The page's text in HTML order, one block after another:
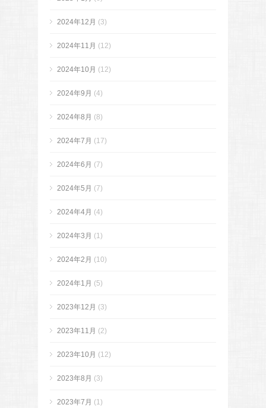
2024年12月 (3)
2024年11月 (12)
2024年10月 (12)
2024年9月 (4)
2024年8月 (8)
2024年7月 (17)
2024年6月 (7)
2024年5月 (7)
2024年4月 (4)
2024年3月 (1)
2024年2月 (10)
2024年1月 (5)
2023年12月 (3)
2023年11月 (2)
2023年10月 (12)
2023年8月 (3)
2023年7月 (1)